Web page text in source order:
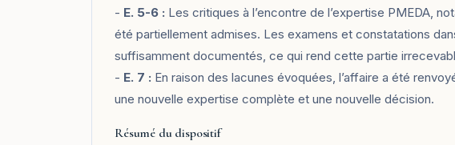
- E. 5-6 : Les critiques à l’encontre de l’expertise PMEDA,
été partiellement admises. Les examens et constatations
suffisamment documentés, ce qui rend cette partie
- E. 7 : En raison des lacunes évoquées, l’affaire a été
une nouvelle expertise complète et une nouvelle décision.
Résumé du dispositif